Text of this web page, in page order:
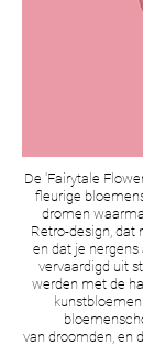
De 'Fairytale
fleurige
dromen
Retro-design, dat
en dat je
vervaardigd uit
werden met de
van droomden, en